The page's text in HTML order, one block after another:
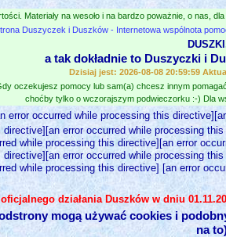
Materiały na wesoło i na bardzo poważnie, o nas,
Duszyczek i Duszków - Internetowa wspólnota
a tak dokładnie to Duszyczki i
Dzisiaj jest: 2026-08-08 20:59:59
oczekujesz pomocy lub sam(a) chcesz innym
choćby tylko o wczorajszym podwieczorku :-) Dla
error occurred while processing this
error occurred while processing
while processing this directive][an error
error occurred while processing
while processing this directive] [an error
działania Duszków w dniu
mogą używać cookies i
na